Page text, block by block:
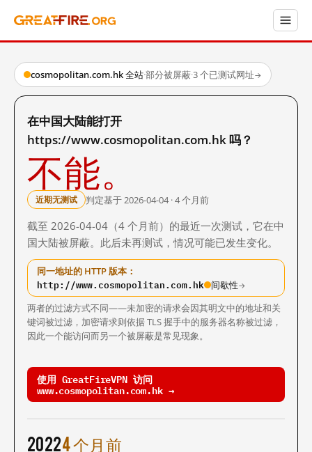
cosmopolitan.com.hk 全站·部分被屏蔽·3 个已测试网址→
在中国大陆能打开
https://www.cosmopolitan.com.hk 吗？
不能。
近期无测试 判定基于 2026-04-04 · 4 个月前
截至 2026-04-04（4 个月前）的最近一次测试，它在中
国大陆被屏蔽。此后未再测试，情况可能已发生变化。
同一地址的 HTTP 版本：
http://www.cosmopolitan.com.hk 间歇性→
两者的过滤方式不同——未加密的请求会因其明文中的地址和关
键词被过滤，加密请求则依据 TLS 握手中的服务器名称被过滤，
因此一个能访问而另一个被屏蔽是常见现象。
使用 GreatFireVPN 访问
www.cosmopolitan.com.hk →
20224 个月前